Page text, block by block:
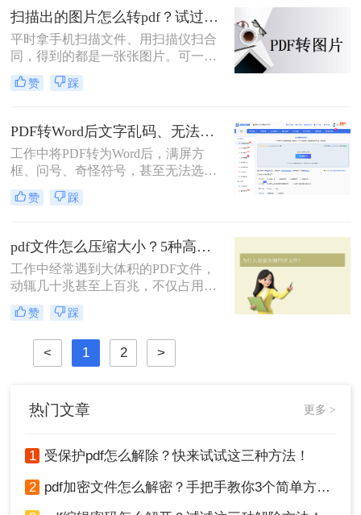
首选。而Microsoft Word则是我们创作
和编辑文档最常用的工具。因此，掌
握如何将Word文档完美地转换为
PDF，是每个现代办公人士和学生的
必备技能。
扫描出的图片怎么转pdf？试过好用的几个办法！
平时拿手机扫描文件、用扫描仪扫合
同，得到的都是一张张图片。可一旦
要发给别人、归档保存或者打印出
来，PDF格式明显更正式、也更方
行，转完PDF却模糊了；十几页的扫
描件，一页一页转太磨人；还有些涉
及隐私的文件，不敢随便往在线工具
里传。
赞 踩
PDF转Word后文字乱码、无法编辑怎么解决？5种高效解决方法（2026实测指南）
工作中将PDF转为Word后，满屏方
框、问号、奇怪符号，甚至无法选中
文字编辑……这些"乱码灾难"不仅浪
费时间，更可能因反复尝试导致文档
Word后文字乱码、无法编辑怎么解决
呢？本文直击痛点，提供可立即执行
的修复方案，助您10分钟内恢复可编
辑文档！
赞 踩
pdf文件怎么压缩大小？5种高效压缩方法（2026实测指南）
工作中经常遇到大体积的PDF文件，
动辄几十兆甚至上百兆，不仅占用存
储空间，更导致邮件发送失败、网盘
上传缓慢、分享困难……这些"体积
灾难"严重影响工作效率。那么pdf文
件怎么压缩大小呢？别再忍受大文
件！本文直击痛点，提供可立即执行
PDF文件压缩至原大小的10%-30%，
同时保持清晰度！
赞 踩
< 1 2 >
热门文章 更多 >
1 受保护pdf怎么解除？快来试试这三种方法！
2 pdf加密文件怎么解密？手把手教你3个简单方法！